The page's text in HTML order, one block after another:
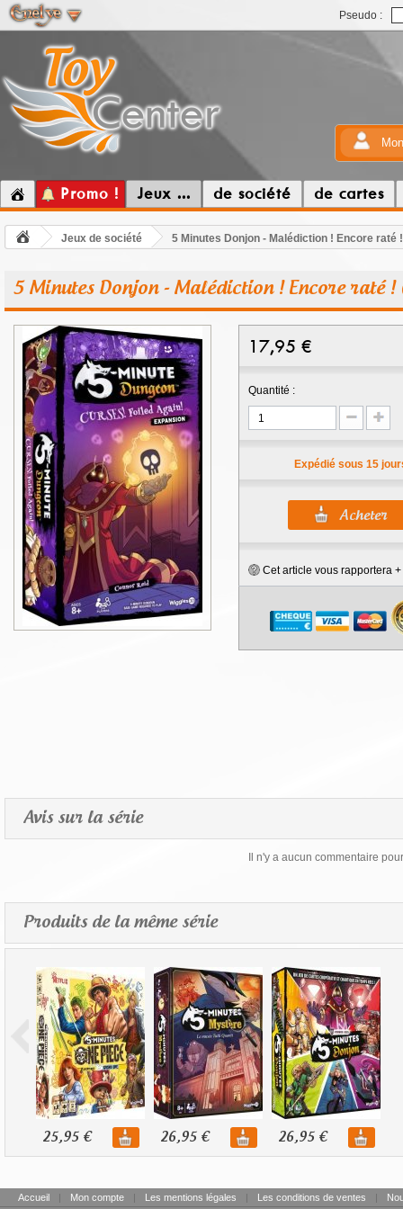
Pseudo :
Promo ! Jeux ... de société de cartes
Jeux de société 5 Minutes Donjon - Malédiction ! Encore raté
5 Minutes Donjon - Malédiction ! Encore raté !
17,95 €
Quantité :
Expédié sous 15
Cet article vous rapportera +
Avis sur la série
Il n'y a aucun commentaire
Produits de la même série
25,95 € 26,95 € 26,95 €
Accueil | Mon compte | Les mentions légales | Les conditions de ventes |